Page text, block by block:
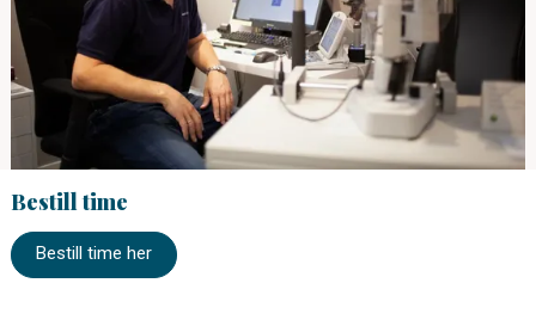
Bestill time
Bestill time her